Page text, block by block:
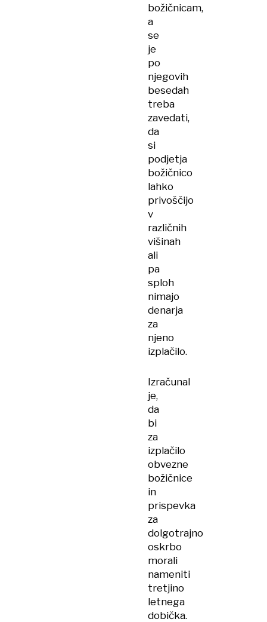
božičnicam,
a
se
je
po
njegovih
besedah
treba
zavedati,
da
si
podjetja
božičnico
lahko
privoščijo
v
različnih
višinah
ali
pa
sploh
nimajo
denarja
za
njeno
izplačilo.
Izračunal
je,
da
bi
za
izplačilo
obvezne
božičnice
in
prispevka
za
dolgotrajno
oskrbo
morali
nameniti
tretjino
letnega
dobička.